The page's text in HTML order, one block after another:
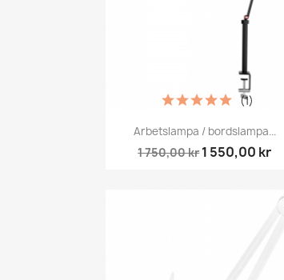
Snabbvy
Arbetslampa / bordslampa...
1 750,00 kr1 550,00 kr
(1)